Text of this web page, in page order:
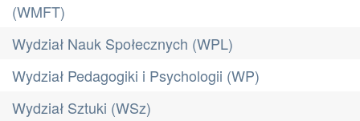
(WMFT)
Wydział Nauk Społecznych (WPL)
Wydział Pedagogiki i Psychologii (WP)
Wydział Sztuki (WSz)